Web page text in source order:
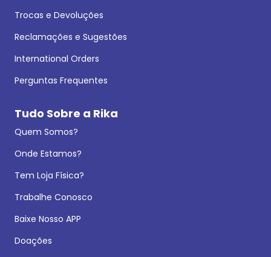
Trocas e Devoluções
Reclamações e Sugestões
International Orders
Perguntas Frequentes
Tudo Sobre a Rika
Quem Somos?
Onde Estamos?
Tem Loja Física?
Trabalhe Conosco
Baixe Nosso APP
Doações